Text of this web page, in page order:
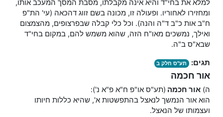
למלא את בחי"ד והיא אינה מקבלתו, מסבת המסך המעכב אותו,
ומחזירו לאחוריו. ופעולה זו, מכונה בשם זווג דהכאה (עי' הת"פ
ח"ב אות כ"ב ד"ה והנה). וכל כלי קבלה שבפרצופים, מהצמצום
ואילך, נמשכים מאו"ח הזה, שהוא משמש להם, במקום בחי"ד
שבא"ס ב"ה.
תגים: תע"ס חלק ב
אור חכמה
ה)אור חכמה (תע"ס או"פ ח"א פ"א נ'):
הוא אור הנמשך לנאצל בהתפשטות א', שהיא כללות חיותו
ועצמותו של הנאצל.